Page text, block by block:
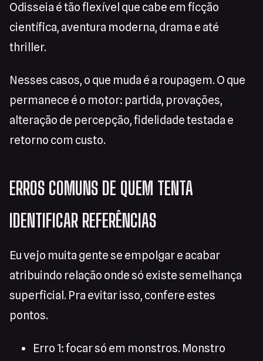
Odisseia é tão flexível que cabe em ficção
científica, aventura moderna, drama e até
thriller.
Nesses casos, o que muda é a roupagem. O que
permanece é o motor: partida, provações,
alteração de percepção, fidelidade testada e
retorno com custo.
ERROS COMUNS DE QUEM TENTA
IDENTIFICAR REFERÊNCIAS
Eu vejo muita gente se empolgar e acabar
atribuindo relação onde só existe semelhança
superficial. Pra evitar isso, confere estes
pontos.
Erro 1: focar só em monstros. Monstro